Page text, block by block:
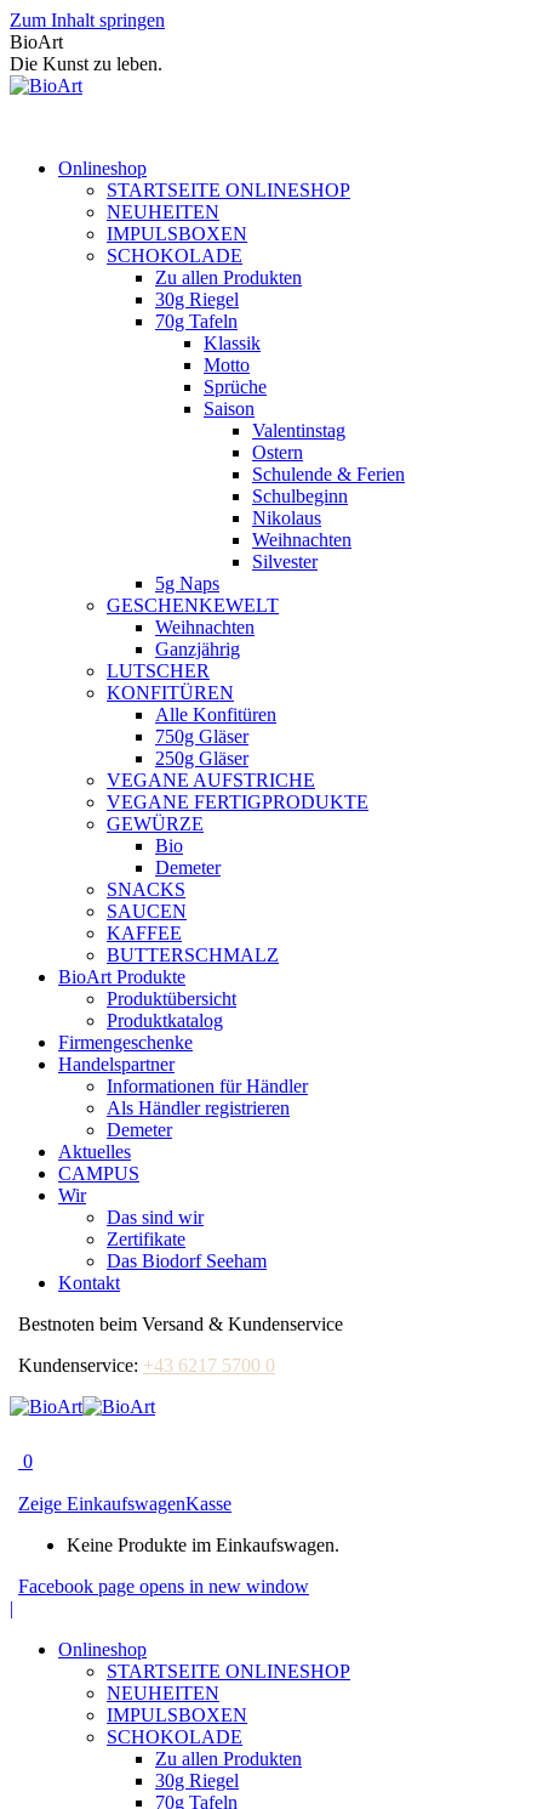
Zum Inhalt springen
BioArt
Die Kunst zu leben.
Onlineshop
STARTSEITE ONLINESHOP
NEUHEITEN
IMPULSBOXEN
SCHOKOLADE
Zu allen Produkten
30g Riegel
70g Tafeln
Klassik
Motto
Sprüche
Saison
Valentinstag
Ostern
Schulende & Ferien
Schulbeginn
Nikolaus
Weihnachten
Silvester
5g Naps
GESCHENKEWELT
Weihnachten
Ganzjährig
LUTSCHER
KONFITÜREN
Alle Konfitüren
750g Gläser
250g Gläser
VEGANE AUFSTRICHE
VEGANE FERTIGPRODUKTE
GEWÜRZE
Bio
Demeter
SNACKS
SAUCEN
KAFFEE
BUTTERSCHMALZ
BioArt Produkte
Produktübersicht
Produktkatalog
Firmengeschenke
Handelspartner
Informationen für Händler
Als Händler registrieren
Demeter
Aktuelles
CAMPUS
Wir
Das sind wir
Zertifikate
Das Biodorf Seeham
Kontakt
Bestnoten beim Versand & Kundenservice
Kundenservice: +43 6217 5700 0
0
Zeige EinkaufswagenKasse
Keine Produkte im Einkaufswagen.
Facebook page opens in new window
|
Onlineshop
STARTSEITE ONLINESHOP
NEUHEITEN
IMPULSBOXEN
SCHOKOLADE
Zu allen Produkten
30g Riegel
70g Tafeln